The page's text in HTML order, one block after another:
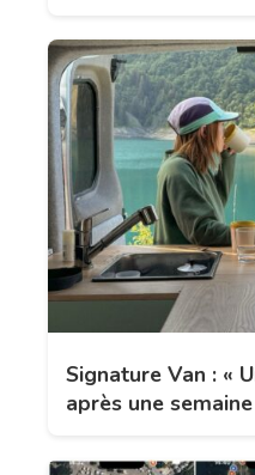
Signature Van : «
après une